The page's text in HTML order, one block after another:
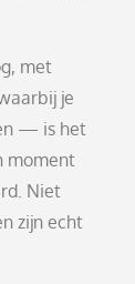
met
je
— is het
moment
Niet
zijn echt